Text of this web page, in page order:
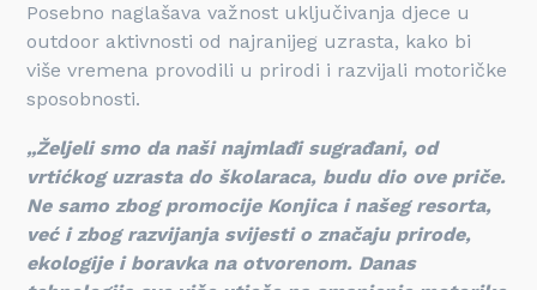
Posebno naglašava važnost uključivanja djece u
outdoor aktivnosti od najranijeg uzrasta, kako bi
više vremena provodili u prirodi i razvijali motoričke
sposobnosti.
„Željeli smo da naši najmlađi sugrađani, od
vrtićkog uzrasta do školaraca, budu dio ove priče.
Ne samo zbog promocije Konjica i našeg resorta,
već i zbog razvijanja svijesti o značaju prirode,
ekologije i boravka na otvorenom. Danas